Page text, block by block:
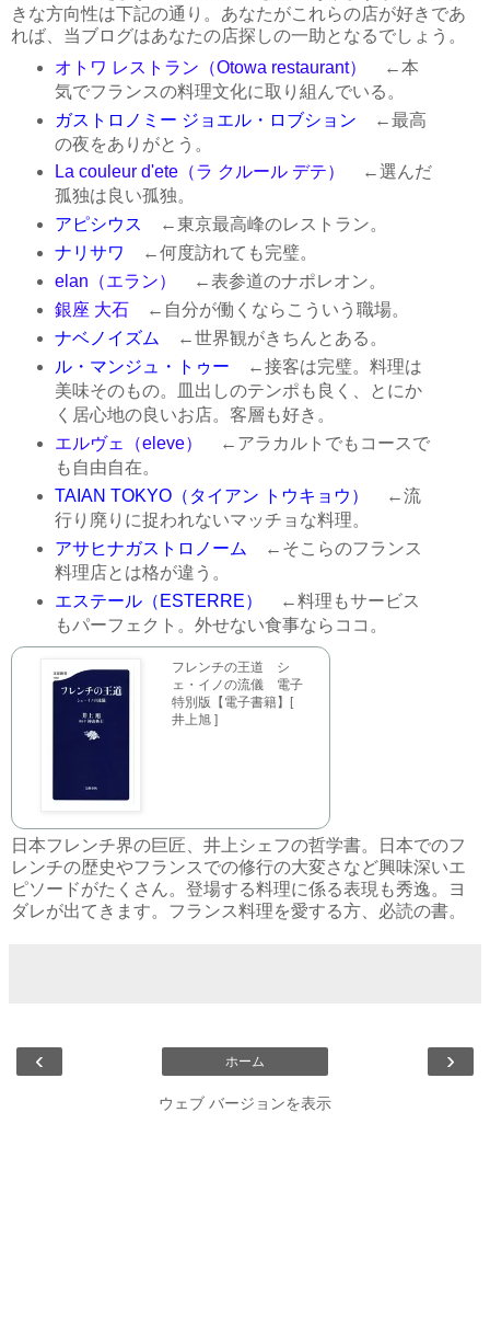
きな方向性は下記の通り。あなたがこれらの店が好きであ
れば、当ブログはあなたの店探しの一助となるでしょう。
オトワ レストラン（Otowa restaurant）
←本
気でフランスの料理文化に取り組んでいる。
ガストロノミー ジョエル・ロブション ←最高
の夜をありがとう。
La couleur d'ete（ラ クルール デテ）
←選んだ
孤独は良い孤独。
アピシウス ←東京最高峰のレストラン。
ナリサワ ←何度訪れても完璧。
elan（エラン）
←表参道のナポレオン。
銀座 大石←自分が働くならこういう職場。
ナベノイズム ←世界観がきちんとある。
ル・マンジュ・トゥー ←接客は完璧。料理は
美味そのもの。皿出しのテンポも良く、とにか
く居心地の良いお店。客層も好き。
エルヴェ（eleve）
←アラカルトでもコースで
も自由自在。
TAIAN TOKYO（タイアン トウキョウ）
←流
行り廃りに捉われないマッチョな料理。
アサヒナガストロノーム ←そこらのフランス
料理店とは格が違う。
エステール（ESTERRE）
←料理もサービス
もパーフェクト。外せない食事ならココ。
フレンチの王道 シ
ェ・イノの流儀 電子
特別版【電子書籍】[
井上旭 ]
日本フレンチ界の巨匠、井上シェフの哲学書。日本でのフ
レンチの歴史やフランスでの修行の大変さなど興味深いエ
ピソードがたくさん。登場する料理に係る表現も秀逸。ヨ
ダレが出てきます。フランス料理を愛する方、必読の書。
‹ ›
ホーム
ウェブ バージョンを表示